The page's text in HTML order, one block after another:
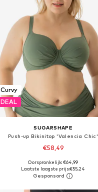
Curvy
DEAL
SUGARSHAPE
Push-up Bikinitop 'Valencia Chic'
€58,49
Beschikbaar in vele maten
In winkelmandje
Oorspronkelijk: €64,99
Laatste laagste prijs:€55,24